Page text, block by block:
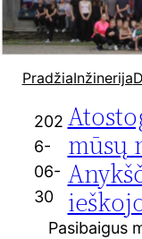
PradžiaInžinerija
202
6-
06-
30
mūsų
Pasibaigus